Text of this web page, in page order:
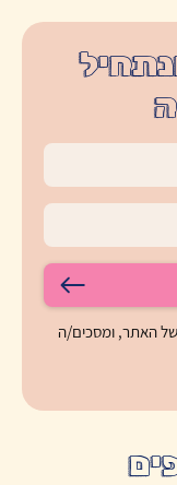
של האתר, ומסכים/ה